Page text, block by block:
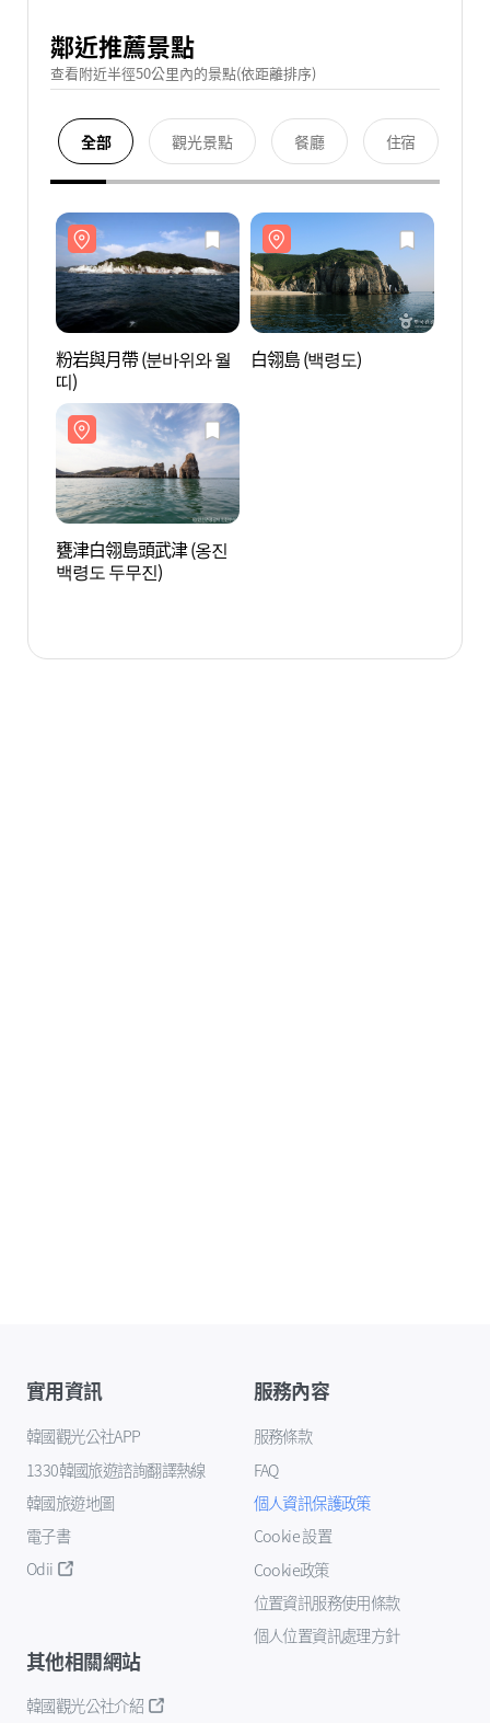
鄰近推薦景點
查看附近半徑50公里內的景點(依距離排序)
全部 觀光景點 餐廳 住宿
粉岩與月帶 (분바위와 월
띠)
白翎島 (백령도)
甕津白翎島頭武津 (옹진
백령도 두무진)
實用資訊
韓國觀光公社APP
1330韓國旅遊諮詢翻譯熱線
韓國旅遊地圖
電子書
Odii
服務內容
服務條款
FAQ
個人資訊保護政策
Cookie 設置
Cookie政策
位置資訊服務使用條款
個人位置資訊處理方針
其他相關網站
韓國觀光公社介紹